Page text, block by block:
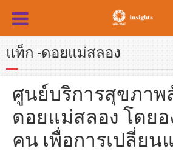
แท็ก -ดอยแม่สลอง
ศูนย์บริการสุขภา
ดอยแม่สลอง โดยอ
คน เพื่อการเปลี่ยน